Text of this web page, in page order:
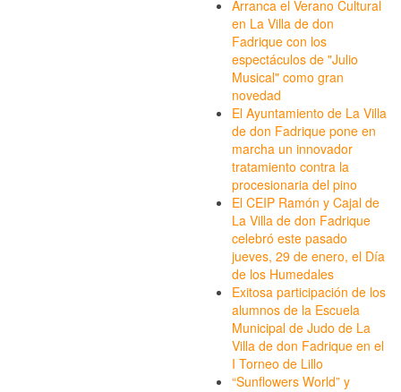
Arranca el Verano Cultural
en La Villa de don
Fadrique con los
espectáculos de "Julio
Musical" como gran
novedad
El Ayuntamiento de La Villa
de don Fadrique pone en
marcha un innovador
tratamiento contra la
procesionaria del pino
El CEIP Ramón y Cajal de
La Villa de don Fadrique
celebró este pasado
jueves, 29 de enero, el Día
de los Humedales
Exitosa participación de los
alumnos de la Escuela
Municipal de Judo de La
Villa de don Fadrique en el
I Torneo de Lillo
“Sunflowers World” y